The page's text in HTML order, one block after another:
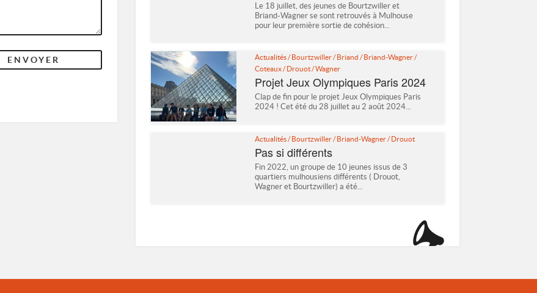
Le 18 juillet, des jeunes de Bourtzwiller et
Briand-Wagner se sont retrouvés à Mulhouse
pour leur première sortie de cohésion...
Actualités/ Bourtzwiller/ Briand / Briand-Wagner/
Coteaux/ Drouot/Wagner
Projet Jeux Olympiques Paris 2024
Clap de fin pour le projet Jeux Olympiques Paris
2024 ! Cet été du 28 juillet au 2 août 2024...
Actualités/Bourtzwiller/Briand-Wagner/Drouot
Pas si différents
Fin 2022, un groupe de 10 jeunes issus de 3
quartiers mulhousiens différents ( Drouot,
Wagner et Bourtzwiller) a été...